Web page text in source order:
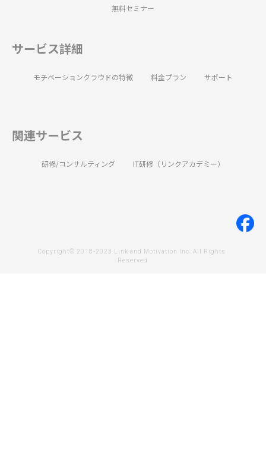
無料セミナー
サービス詳細
モチベーションクラウドの特徴 料金プラン サポート
関連サービス
研修/コンサルティング IT研修（リンクアカデミー）
Copyright© 2018-2023 Link and Motivation Inc. All Rights
Reserved